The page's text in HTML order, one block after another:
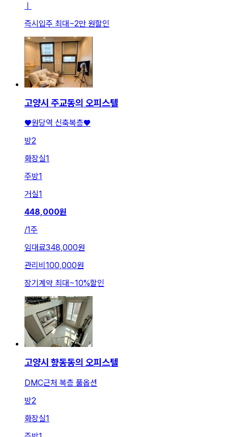
ㅣ
즉시입주 최대~2만 원할인
고양시 주교동의 오피스텔
♥원당역 신축복층♥
방2
화장실1
주방1
거실1
448,000원
/1주
임대료348,000원
관리비 100,000원
장기계약 최대 ~10%할인
고양시 향동동의 오피스텔
DMC근처 복층 풀옵션
방2
화장실1